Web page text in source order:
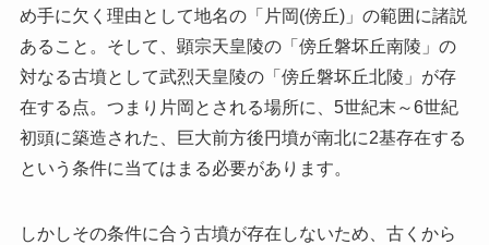
め手に欠く理由として地名の「片岡(傍丘)」の範囲に諸説
あること。そして、顕宗天皇陵の「傍丘磐坏丘南陵」の
対なる古墳として武烈天皇陵の「傍丘磐坏丘北陵」が存
在する点。つまり片岡とされる場所に、5世紀末～6世紀
初頭に築造された、巨大前方後円墳が南北に2基存在する
という条件に当てはまる必要があります。
しかしその条件に合う古墳が存在しないため、古くから